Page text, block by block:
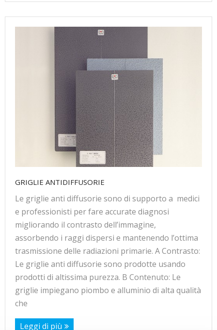
GRIGLIE ANTIDIFFUSORIE
Le griglie anti diffusorie sono di supporto a medici
e professionisti per fare accurate diagnosi
migliorando il contrasto dell’immagine,
assorbendo i raggi dispersi e mantenendo l’ottima
trasmissione delle radiazioni primarie. A Contrasto:
Le griglie anti diffusorie sono prodotte usando
prodotti di altissima purezza. B Contenuto: Le
griglie impiegano piombo e alluminio di alta qualità
che
Leggi di più